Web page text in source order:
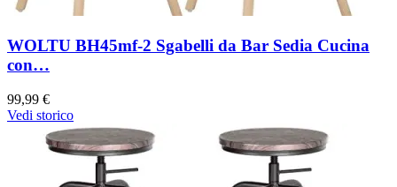
WOLTU BH45mf-2 Sgabelli da Bar Sedia Cucina
con…
99,99 €
Vedi storico